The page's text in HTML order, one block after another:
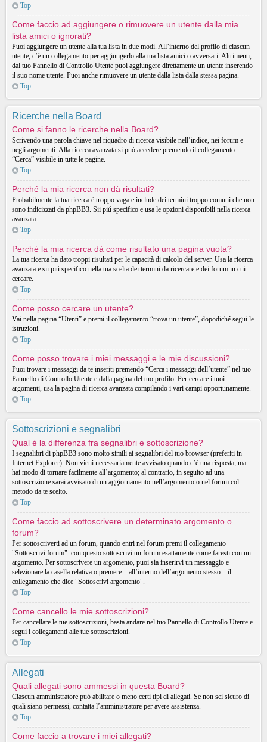
Top
Come faccio ad aggiungere o rimuovere un utente dalla mia
lista amici o ignorati?
Puoi aggiungere un utente alla tua lista in due modi. All’interno del profilo di ciascun
utente, c’è un collegamento per aggiungerlo alla tua lista amici o avversari. Altrimenti,
dal tuo Pannello di Controllo Utente puoi aggiungere direttamente un utente inserendo
il suo nome utente. Puoi anche rimuovere un utente dalla lista dalla stessa pagina.
Top
Ricerche nella Board
Come si fanno le ricerche nella Board?
Scrivendo una parola chiave nel riquadro di ricerca visibile nell’indice, nei forum e
negli argomenti. Alla ricerca avanzata si può accedere premendo il collegamento
“Cerca” visibile in tutte le pagine.
Top
Perché la mia ricerca non dà risultati?
Probabilmente la tua ricerca è troppo vaga e include dei termini troppo comuni che non
sono indicizzati da phpBB3. Sii piú specifico e usa le opzioni disponibili nella ricerca
avanzata.
Top
Perché la mia ricerca dà come risultato una pagina vuota?
La tua ricerca ha dato troppi risultati per le capacità di calcolo del server. Usa la ricerca
avanzata e sii piú specifico nella tua scelta dei termini da ricercare e dei forum in cui
cercare.
Top
Come posso cercare un utente?
Vai nella pagina “Utenti” e premi il collegamento “trova un utente”, dopodiché segui le
istruzioni.
Top
Come posso trovare i miei messaggi e le mie discussioni?
Puoi trovare i messaggi da te inseriti premendo “Cerca i messaggi dell’utente” nel tuo
Pannello di Controllo Utente e dalla pagina del tuo profilo. Per cercare i tuoi
argomenti, usa la pagina di ricerca avanzata compilando i vari campi opportunamente.
Top
Sottoscrizioni e segnalibri
Qual è la differenza fra segnalibri e sottoscrizione?
I segnalibri di phpBB3 sono molto simili ai segnalibri del tuo browser (preferiti in
Internet Explorer). Non vieni necessariamente avvisato quando c’è una risposta, ma
hai modo di tornare facilmente all’argomento; al contrario, in seguito ad una
sottoscrizione sarai avvisato di un aggiornamento nell’argomento o nel forum col
metodo da te scelto.
Top
Come faccio ad sottoscrivere un determinato argomento o
forum?
Per sottoscriverti ad un forum, quando entri nel forum premi il collegamento
"Sottoscrivi forum": con questo sottoscrivi un forum esattamente come faresti con un
argomento. Per sottoscrivere un argomento, puoi sia inserirvi un messaggio e
selezionare la casella relativa o premere – all’interno dell’argomento stesso – il
collegamento che dice "Sottoscrivi argomento".
Top
Come cancello le mie sottoscrizioni?
Per cancellare le tue sottoscrizioni, basta andare nel tuo Pannello di Controllo Utente e
segui i collegamenti alle tue sottoscrizioni.
Top
Allegati
Quali allegati sono ammessi in questa Board?
Ciascun amministratore può abilitare o meno certi tipi di allegati. Se non sei sicuro di
quali siano permessi, contatta l’amministratore per avere assistenza.
Top
Come faccio a trovare i miei allegati?